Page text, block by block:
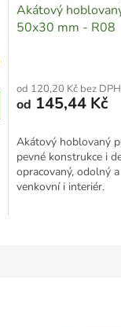
Akátový
50x30 mm - R08
od 120,20 Kč bez DPH
od 145,44 Kč
Akátový hoblovaný
pevné konstrukce i
opracovaný, odolný
venkovní i interiér.